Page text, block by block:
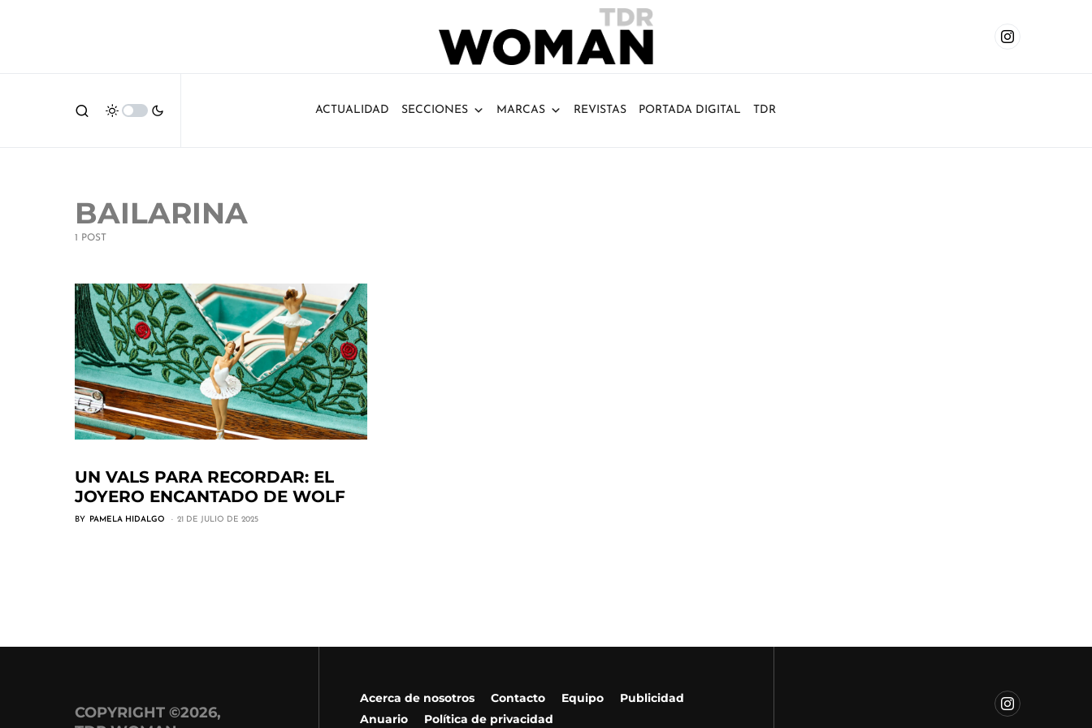
ACTUALIDAD SECCIONES MARCAS REVISTAS PORTADA DIGITAL TDR
BAILARINA
1 POST
UN VALS PARA RECORDAR: EL
JOYERO ENCANTADO DE WOLF
BY PAMELA HIDALGO 21 DE JULIO DE 2025
COPYRIGHT ©2026,
Acerca de nosotros Contacto Equipo
Publicidad
Anuario
Política de privacidad